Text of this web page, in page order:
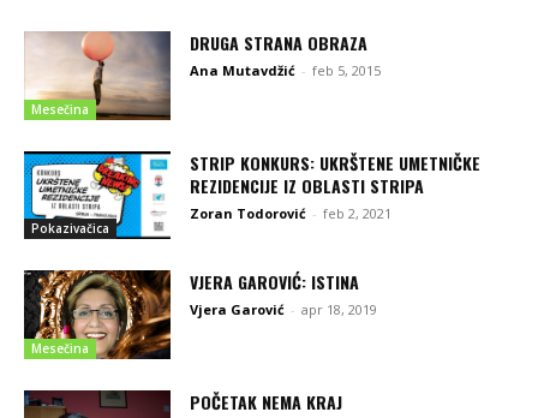
Mesečina
DRUGA STRANA OBRAZA
Ana Mutavdžić - feb 5, 2015
Pokazivačica
STRIP KONKURS: UKRŠTENE UMETNIČKE
REZIDENCIJE IZ OBLASTI STRIPA
Zoran Todorović - feb 2, 2021
Mesečina
VJERA GAROVIĆ: ISTINA
Vjera Garović - apr 18, 2019
POČETAK NEMA KRAJ